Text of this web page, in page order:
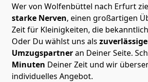
Wer von Wolfenbüttel nach Erfurt
starke Nerven, einen großartigen
Zeit für Kleinigkeiten, die
Oder Du wählst uns als
Umzugspartneran Deiner Seite.
Minuten Deiner Zeit und wir
individuelles Angebot.